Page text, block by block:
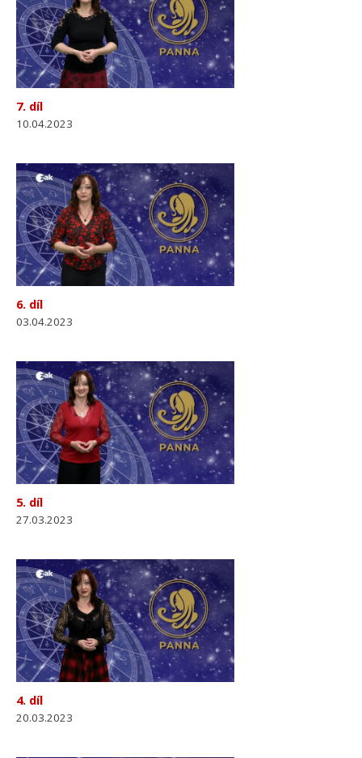
7. díl
10.04.2023
6. díl
03.04.2023
5. díl
27.03.2023
4. díl
20.03.2023